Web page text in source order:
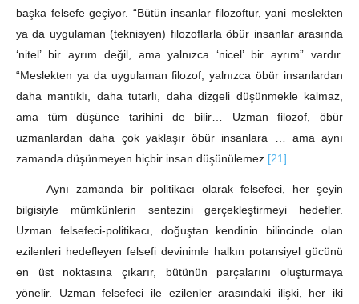
başka felsefe geçiyor. “Bütün insanlar filozoftur, yani meslekten
ya da uygulaman (teknisyen) filozoflarla öbür insanlar arasında
‘nitel’ bir ayrım değil, ama yalnızca ‘nicel’ bir ayrım” vardır.
“Meslekten ya da uygulaman filozof, yalnızca öbür insanlardan
daha mantıklı, daha tutarlı, daha dizgeli düşünmekle kalmaz,
ama tüm düşünce tarihini de bilir… Uzman filozof, öbür
uzmanlardan daha çok yaklaşır öbür insanlara … ama aynı
zamanda düşünmeyen hiçbir insan düşünülemez. [21]
Aynı zamanda bir politikacı olarak felsefeci, her şeyin
bilgisiyle mümkünlerin sentezini gerçekleştirmeyi hedefler.
Uzman felsefeci-politikacı, doğuştan kendinin bilincinde olan
ezilenleri hedefleyen felsefi devinimle halkın potansiyel gücünü
en üst noktasına çıkarır, bütünün parçalarını oluşturmaya
yönelir. Uzman felsefeci ile ezilenler arasındaki ilişki, her iki